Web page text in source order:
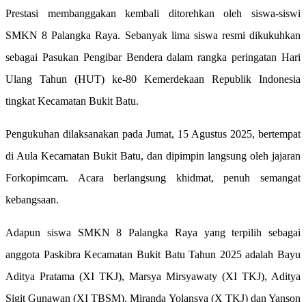
Prestasi membanggakan kembali ditorehkan oleh siswa-siswi
SMKN 8 Palangka Raya. Sebanyak lima siswa resmi dikukuhkan
sebagai Pasukan Pengibar Bendera dalam rangka peringatan Hari
Ulang Tahun (HUT) ke-80 Kemerdekaan Republik Indonesia
tingkat Kecamatan Bukit Batu.
Pengukuhan dilaksanakan pada Jumat, 15 Agustus 2025, bertempat
di Aula Kecamatan Bukit Batu, dan dipimpin langsung oleh jajaran
Forkopimcam. Acara berlangsung khidmat, penuh semangat
kebangsaan.
Adapun siswa SMKN 8 Palangka Raya yang terpilih sebagai
anggota Paskibra Kecamatan Bukit Batu Tahun 2025 adalah Bayu
Aditya Pratama (XI TKJ), Marsya Mirsyawaty (XI TKJ), Aditya
Sigit Gunawan (XI TBSM), Miranda Yolansya (X TKJ) dan Yanson